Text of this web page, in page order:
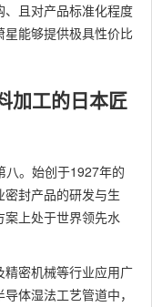
且对产品标准化程度
能够提供极具性价比
工的日本匠
八。始创于1927年的
封产品的研发与生
案上处于世界领先水
密机械等行业应用广
体湿法工艺管道中，